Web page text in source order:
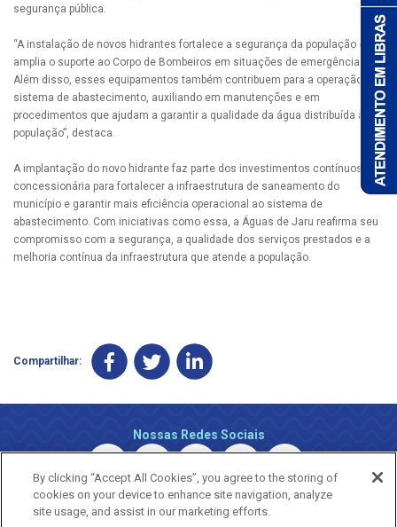
segurança pública.
“A instalação de novos hidrantes fortalece a segurança da população e
amplia o suporte ao Corpo de Bombeiros em situações de emergência.
Além disso, esses equipamentos também contribuem para a operação do
sistema de abastecimento, auxiliando em manutenções e em
procedimentos que ajudam a garantir a qualidade da água distribuída à
população”, destaca.
A implantação do novo hidrante faz parte dos investimentos contínuos da
concessionária para fortalecer a infraestrutura de saneamento do
município e garantir mais eficiência operacional ao sistema de
abastecimento. Com iniciativas como essa, a Águas de Jaru reafirma seu
compromisso com a segurança, a qualidade dos serviços prestados e a
melhoria contínua da infraestrutura que atende a população.
Compartilhar:
Nossas Redes Sociais
By clicking “Accept All Cookies”, you agree to the storing of
cookies on your device to enhance site navigation, analyze
site usage, and assist in our marketing efforts.